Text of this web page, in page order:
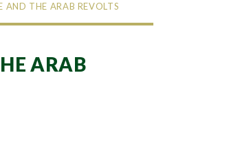
AND THE ARAB REVOLTS
ARAB